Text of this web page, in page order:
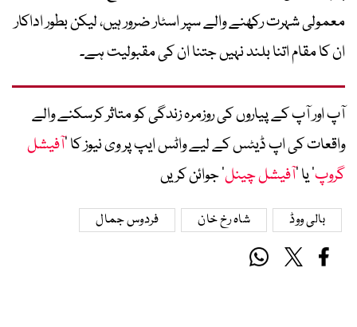
معمولی شہرت رکھنے والے سپر اسٹار ضرور ہیں، لیکن بطور اداکار
ان کا مقام اتنا بلند نہیں جتنا ان کی مقبولیت ہے۔
آپ اور آپ کے پیاروں کی روزمرہ زندگی کو متاثر کرسکنے والے
واقعات کی اپ ڈیٹس کے لیے واٹس ایپ پر وی نیوز کا ’آفیشل
گروپ‘ یا ’آفیشل چینل‘ جوائن کریں
بالی ووڈ شاہ رخ خان فردوس جمال